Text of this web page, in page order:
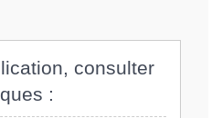
consulter
: